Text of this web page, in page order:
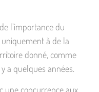
l’importance du
à de la
donné, comme
a quelques années.
une concurrence aux